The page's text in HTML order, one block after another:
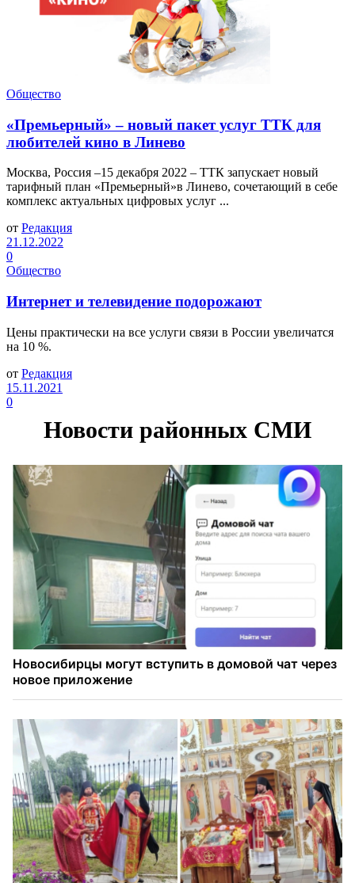
Общество
«Премьерный» – новый пакет услуг ТТК для
любителей кино в Линево
Москва, Россия –15 декабря 2022 – ТТК запускает новый
тарифный план «Премьерный»в Линево, сочетающий в себе
комплекс актуальных цифровых услуг ...
от Редакция
21.12.2022
0
Общество
Интернет и телевидение подорожают
Цены практически на все услуги связи в России увеличатся
на 10 %.
от Редакция
15.11.2021
0